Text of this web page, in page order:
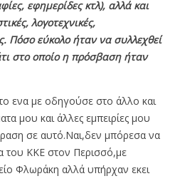
εφημερίδες κτλ), αλλά και
λογοτεχνικές,
Πόσο εύκολο ήταν να συλλεχθεί
στο οποίο η πρόσβαση ήταν
ενα με οδηγούσε στο άλλο και
μου και άλλες εμπειρίες μου
σε αυτό.Ναι,δεν μπόρεσα να
του ΚΚΕ στον Περισσό,με
Φλωράκη αλλά υπήρχαν εκει